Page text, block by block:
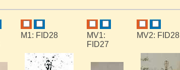
M1: FID28
MV1:
FID27
MV2: FID28